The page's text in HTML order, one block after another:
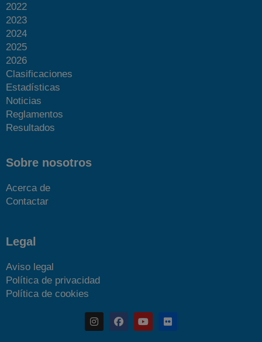
2022
2023
2024
2025
2026
Clasificaciones
Estadísticas
Noticias
Reglamentos
Resultados
Sobre nosotros
Acerca de
Contactar
Legal
Aviso legal
Política de privacidad
Política de cookies